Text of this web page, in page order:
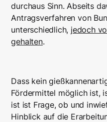
durchaus Sinn. Abseits
Antragsverfahren von
unterschiedlich, jedoch
gehalten.
Dass kein
Fördermittel möglich ist,
ist ist Frage, ob und
Hinblick auf die